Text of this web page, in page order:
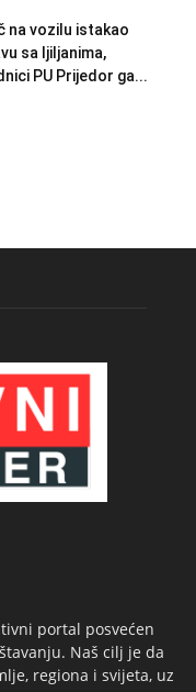
na vozilu istakao
sa ljiljanima,
PU Prijedor ga...
portal posvećen
Naš cilj je da
regiona i svijeta, uz